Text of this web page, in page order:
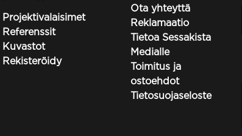
Projektivalaisimet
Referenssit
Kuvastot
Rekisteröidy
Ota yhteyttä
Reklamaatio
Tietoa Sessakista
Medialle
Toimitus ja
ostoehdot
Tietosuojaseloste